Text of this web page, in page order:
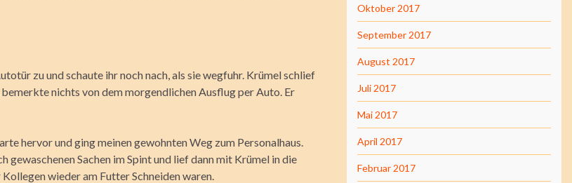
zu und schaute ihr noch nach, als sie wegfuhr. Krümel schlief
nichts von dem morgendlichen Ausflug per Auto. Er
hervor und ging meinen gewohnten Weg zum Personalhaus.
gewaschenen Sachen im Spint und lief dann mit Krümel in die
wieder am Futter Schneiden waren.
Oktober 2017
September 2017
August 2017
Juli 2017
Mai 2017
April 2017
Februar 2017